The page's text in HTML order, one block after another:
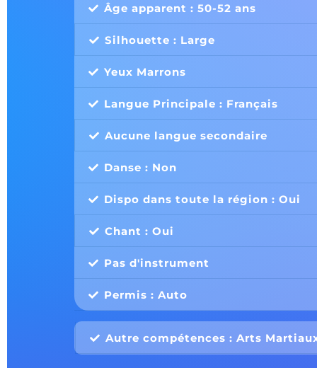
Âge apparent : 50-52 ans
Silhouette : Large
Yeux Marrons
Langue Principale : Français
Aucune langue secondaire
Danse : Non
Dispo dans toute la région : Oui
Chant : Oui
Pas d'instrument
Permis : Auto
Autre compétences : Arts